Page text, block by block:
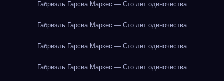
Габриэль Гарсиа Маркес — Сто лет одиночества
Габриэль Гарсиа Маркес — Сто лет одиночества
Габриэль Гарсиа Маркес — Сто лет одиночества
Габриэль Гарсиа Маркес — Сто лет одиночества